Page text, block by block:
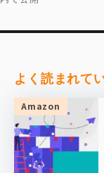
ー
ョ
よく読まれて
Amazon